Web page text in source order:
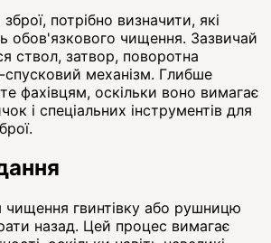
потрібно визначити, які
обов'язкового чищення. Зазвичай
ствол, затвор, поворотна
механізм. Глибше
фахівцям, оскільки воно вимагає
і спеціальних інструментів для
чищення гвинтівку або рушницю
назад. Цей процес вимагає